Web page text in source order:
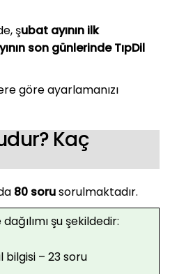
şubat ayının ilk
son günlerinde TıpDil
göre ayarlamanızı
Kaç
80 sorusorulmaktadır.
şu şekildedir:
bilgisi – 23 soru